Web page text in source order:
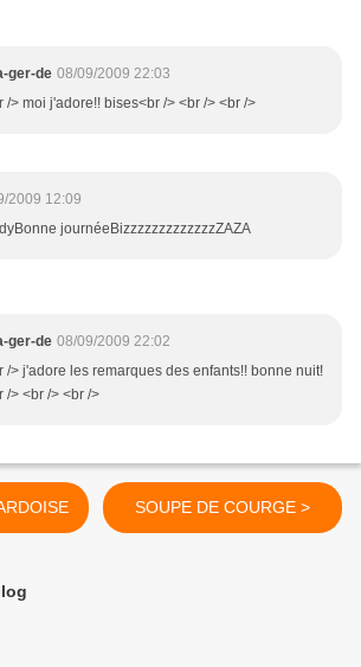
ger-de 08/09/2009 22:03
/> moi j'adore!! bises<br /> <br /> <br />
2009 12:09
journéeBizzzzzzzzzzzzzZAZA
ger-de 08/09/2009 22:02
/> j'adore les remarques des enfants!! bonne nuit!
/> <br /> <br />
SOUPE DE COURGE >